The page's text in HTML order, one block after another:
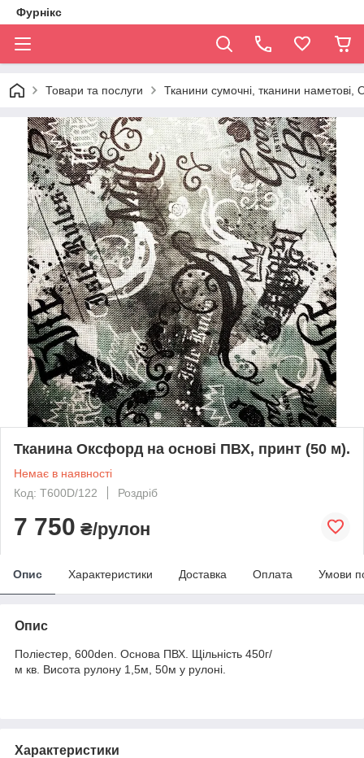
Фурнікс
Товари та послуги Тканини сумочні, тканини наметові,
Тканина Оксфорд на основі ПВХ, принт (50 м).
Немає в наявності
Код: T600D/122
Роздріб
7 750 ₴/рулон
Опис Характеристики Доставка Оплата Умови
Опис
Поліестер, 600den. Основа ПВХ. Щільність 450г/
м кв. Висота рулону 1,5м, 50м у рулоні.
Характеристики